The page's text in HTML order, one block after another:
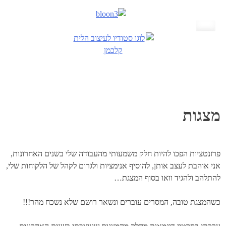
מצגות
פרזנטציות הפכו להיות חלק משמעותי מהעבודה שלי בשנים האחרונות,
אני אוהבת לעצב אותן, להוסיף אנימציות ולגרום לקהל של הלקוחות שלי,
להתלהב ולהגיד וואו בסוף המצגת…
כשהמצגת טובה, המסרים עוברים ונשאר רושם שלא נשכח מהר!!!